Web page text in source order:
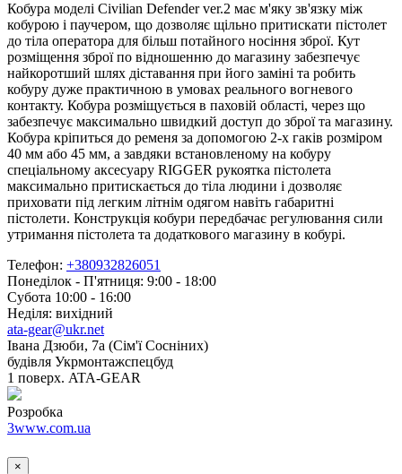
Кобура моделі Civilian Defender ver.2 має м'яку зв'язку між
кобурою і паучером, що дозволяє щільно притискати пістолет
до тіла оператора для більш потайного носіння зброї. Кут
розміщення зброї по відношенню до магазину забезпечує
найкоротший шлях діставання при його заміні та робить
кобуру дуже практичною в умовах реального вогневого
контакту. Кобура розміщується в паховій області, через що
забезпечує максимально швидкий доступ до зброї та магазину.
Кобура кріпиться до ременя за допомогою 2-х гаків розміром
40 мм або 45 мм, а завдяки встановленому на кобуру
спеціальному аксесуару RIGGER рукоятка пістолета
максимально притискається до тіла людини і дозволяє
приховати під легким літнім одягом навіть габаритні
пістолети. Конструкція кобури передбачає регулювання сили
утримання пістолета та додаткового магазину в кобурі.
Телефон: +380932826051
Понеділок - П'ятниця: 9:00 - 18:00
Субота 10:00 - 16:00
Неділя: вихідний
ata-gear@ukr.net
Івана Дзюби, 7а (Сім'ї Сосніних)
будівля Укрмонтажспецбуд
1 поверх. ATA-GEAR
Розробка
3www.com.ua
×